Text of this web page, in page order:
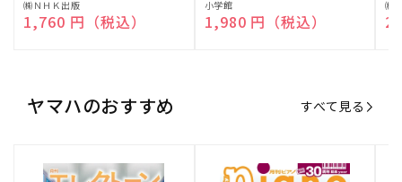
販
売
㈱ＮＨＫ出版
通常価格
1,760 円（税込）
販
売
小学館
通常価格
1,980 円（税込）
販
売
㈱
ヤマハのおすすめ すべて見る